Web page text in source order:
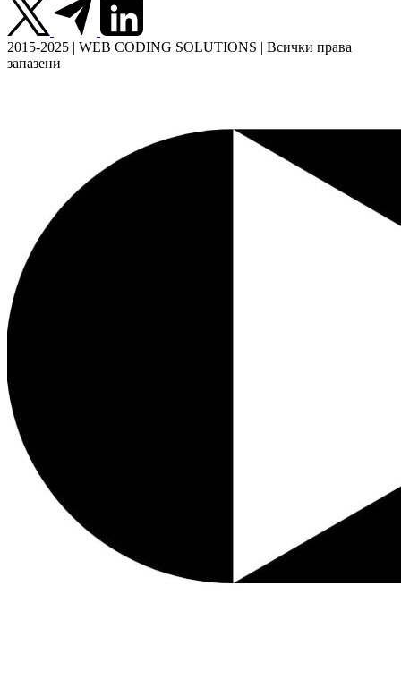
2015-2025 | WEB CODING SOLUTIONS | Всички права
запазени